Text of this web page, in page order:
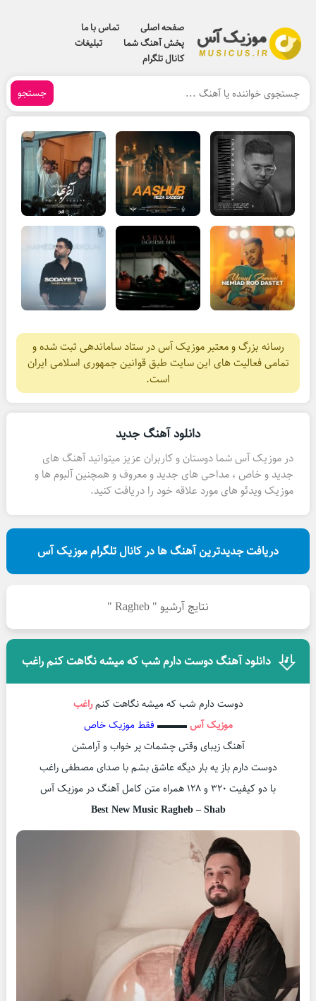
صفحه اصلی
تماس با ما
پخش آهنگ شما
تبلیغات
کانال تلگرام
جستجو
رسانه بزرگ و معتبر موزیک آس در ستاد ساماندهی ثبت شده و
تمامی فعالیت های این سایت طبق قوانین جمهوری اسلامی ایران
است.
دانلود آهنگ جدید
در موزیک آس شما دوستان و کاربران عزیز میتوانید آهنگ های
جدید و خاص ، مداحی های جدید و معروف و همچنین آلبوم ها و
موزیک ویدئو های مورد علاقه خود را دریافت کنید.
دریافت جدیدترین آهنگ ها در کانال تلگرام موزیک آس
نتایج آرشیو " Ragheb "
دانلود آهنگ دوست دارم شب که میشه نگاهت کنم راغب
دوست دارم شب که میشه نگاهت کنمراغب
موزیک آس▬▬▬ فقط موزیک خاص
آهنگ زیبای وقتی چشمات پر خواب و آرامشن
دوست دارم باز یه بار دیگه عاشق بشم با صدای مصطفی راغب
با دو کیفیت ۳۲۰ و ۱۲۸ همراه متن کامل آهنگ در موزیک آس
Best New Music Ragheb – Shab